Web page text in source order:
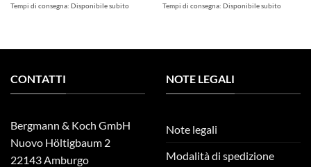
Tempi di consegna: Disponibile subito Tempi di consegna: Disponibile subito
CONTATTI
Bergmann & Koch GmbH
Nuovo Höltigbaum 2
22143 Amburgo
NOTE LEGALI
Note legali
Modalità di spedizione